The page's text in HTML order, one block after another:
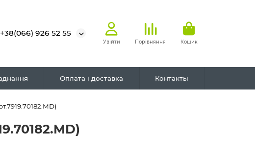
+38(066) 926 52 55
Увійти Порівняння Кошик
Оплата і доставка Контакты